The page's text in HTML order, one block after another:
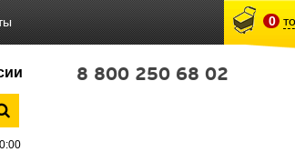
0
8 800 250 68 02